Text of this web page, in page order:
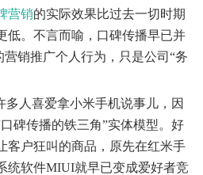
营销的实际效果比过去一切时期
低。不言而喻，口碑传播早已并
营销推广个人行为，只是公司“务
多人喜爱拿小米手机说事儿，因
碑传播的铁三角”实体模型。好
客户狂叫的商品，原先在红米手
统软件MIUI就早已变成爱好者竞